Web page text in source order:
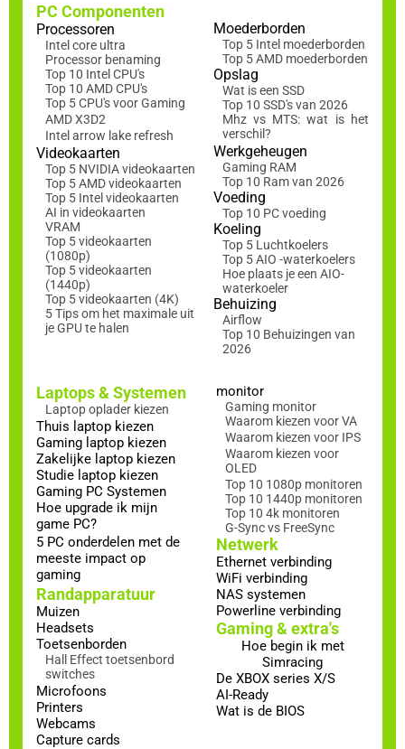
PC Componenten
Processoren
Intel core ultra
Processor benaming
Top 10 Intel CPU's
Top 10 AMD CPU's
Top 5 CPU's voor Gaming
AMD X3D2
Intel arrow lake refresh
Videokaarten
Top 5 NVIDIA videokaarten
Top 5 AMD videokaarten
Top 5 Intel videokaarten
AI in videokaarten
VRAM
Top 5 videokaarten
(1080p)
Top 5 videokaarten
(1440p)
Top 5 videokaarten (4K)
5 Tips om het maximale uit
je GPU te halen
Moederborden
Top 5 Intel moederborden
Top 5 AMD moederborden
Opslag
Wat is een SSD
Top 10 SSD's van 2026
Mhz vs MTS: wat is het
verschil?
Werkgeheugen
Gaming RAM
Top 10 Ram van 2026
Voeding
Top 10 PC voeding
Koeling
Top 5 Luchtkoelers
Top 5 AIO -waterkoelers
Hoe plaats je een AIO-
waterkoeler
Behuizing
Airflow
Top 10 Behuizingen van
2026
Laptops & Systemen
Laptop oplader kiezen
Thuis laptop kiezen
Gaming laptop kiezen
Zakelijke laptop kiezen
Studie laptop kiezen
Gaming PC Systemen
Hoe upgrade ik mijn
game PC?
5 PC onderdelen met de
meeste impact op
gaming
Randapparatuur
Muizen
Headsets
Toetsenborden
Hall Effect toetsenbord
switches
Microfoons
Printers
Webcams
Capture cards
monitor
Gaming monitor
Waarom kiezen voor VA
Waarom kiezen voor IPS
Waarom kiezen voor
OLED
Top 10 1080p monitoren
Top 10 1440p monitoren
Top 10 4k monitoren
G-Sync vs FreeSync
Netwerk
Ethernet verbinding
WiFi verbinding
NAS systemen
Powerline verbinding
Gaming & extra's
Hoe begin ik met
Simracing
De XBOX series X/S
AI-Ready
Wat is de BIOS